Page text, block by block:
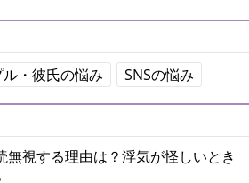
ル・彼氏の悩み SNSの悩み
無視する理由は？浮気が怪しいとき